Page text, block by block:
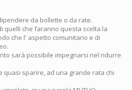
da bollette o da rate.
quelli che faranno questa scelta la
che l' aspetto comunitario e di
sarà possibile impegnarsi nel ridurre
quasi sparire, ad una grande rata chi